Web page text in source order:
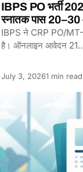
IBPS PO भर्ती
स्नातक पास
IBPS ने CRP PO/MT-
है। ऑनलाइन आवेदन
July 3, 2026Reading
1 min read